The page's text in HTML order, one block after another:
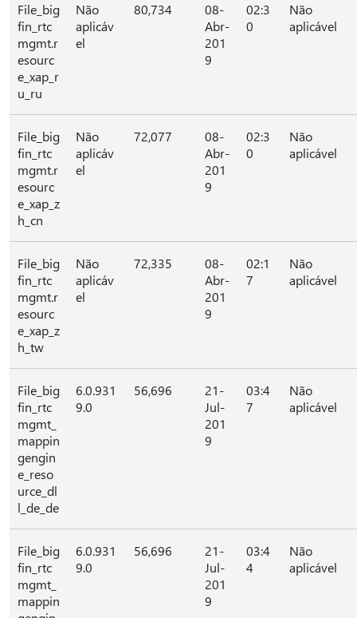
File_big
fin_rtc
mgmt.r
esourc
e_xap_r
u_ru
Não
aplicáv
el
80,734
08-
Abr-
201
9
02:3
0
Não
aplicável
File_big
fin_rtc
mgmt.r
esourc
e_xap_z
h_cn
Não
aplicáv
el
72,077
08-
Abr-
201
9
02:3
0
Não
aplicável
File_big
fin_rtc
mgmt.r
esourc
e_xap_z
h_tw
Não
aplicáv
el
72,335
08-
Abr-
201
9
02:1
7
Não
aplicável
File_big
fin_rtc
mgmt_
mappin
gengin
e_reso
urce_dl
l_de_de
6.0.931
9.0
56,696
21-
Jul-
201
9
03:4
7
Não
aplicável
File_big
fin_rtc
mgmt_
mappin
6.0.931
9.0
56,696
21-
Jul-
201
9
03:4
4
Não
aplicável